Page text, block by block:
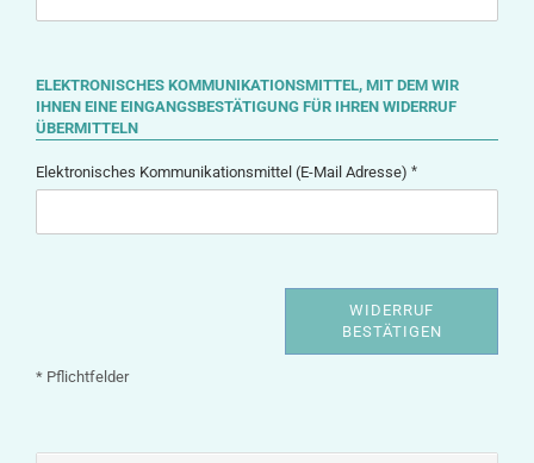
ELEKTRONISCHES KOMMUNIKATIONSMITTEL, MIT DEM WIR
IHNEN EINE EINGANGSBESTÄTIGUNG FÜR IHREN WIDERRUF
ÜBERMITTELN
Elektronisches Kommunikationsmittel (E-Mail Adresse)
WIDERRUF
BESTÄTIGEN
* Pflichtfelder